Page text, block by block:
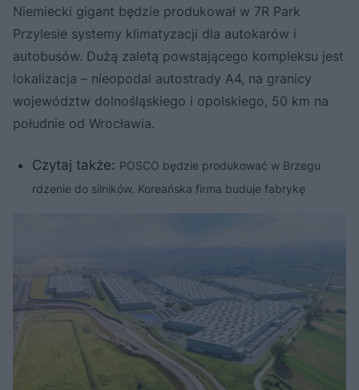
Niemiecki gigant będzie produkował w 7R Park
Przylesie systemy klimatyzacji dla autokarów i
autobusów. Dużą zaletą powstającego kompleksu jest
lokalizacja – nieopodal autostrady A4, na granicy
województw dolnośląskiego i opolskiego, 50 km na
południe od Wrocławia.
Czytaj także: POSCO będzie produkować w Brzegu
rdzenie do silników. Koreańska firma buduje fabrykę